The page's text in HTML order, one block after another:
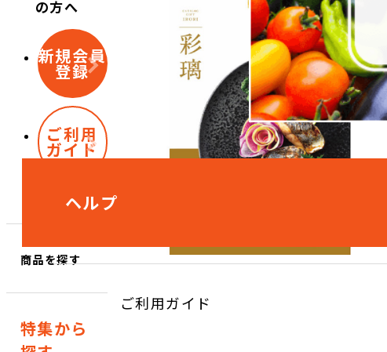
ヘルプ
ご利用ガイド
の方へ
新規会員
登録
ご利用
ガイド
商品を探す
特集から